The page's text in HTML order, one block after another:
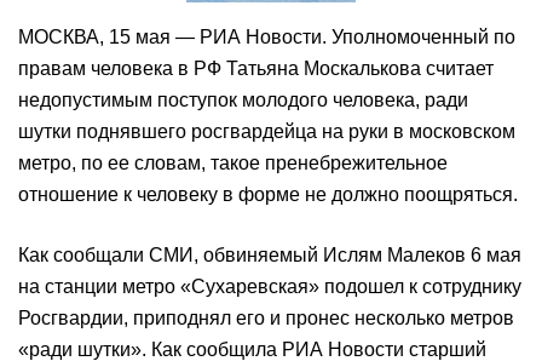
МОСКВА, 15 мая — РИА Новости. Уполномоченный по
правам человека в РФ Татьяна Москалькова считает
недопустимым поступок молодого человека, ради
шутки поднявшего росгвардейца на руки в московском
метро, по ее словам, такое пренебрежительное
отношение к человеку в форме не должно поощряться.
Как сообщали СМИ, обвиняемый Ислям Малеков 6 мая
на станции метро «Сухаревская» подошел к сотруднику
Росгвардии, приподнял его и пронес несколько метров
«ради шутки». Как сообщила РИА Новости старший